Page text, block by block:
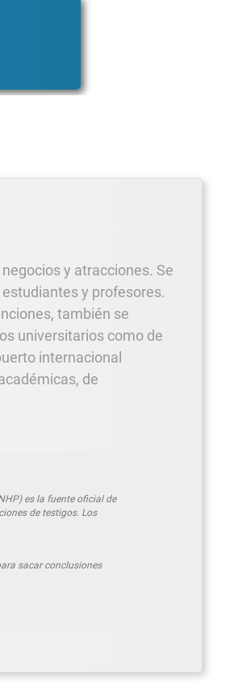
y atracciones. Se
y profesores.
también se
universitarios como de
internacional
de
es la fuente oficial de
de testigos. Los
sacar conclusiones